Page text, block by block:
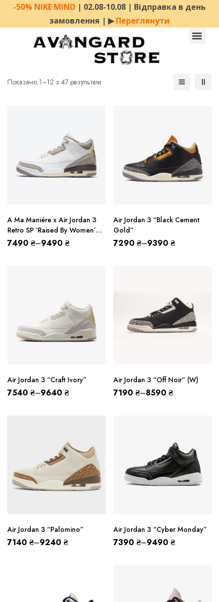
-50% NIKE MIND | 02.08-10.08 | Відправка в день
замовлення | ▶︎Переглянути
Показано 1–12 з 47 результати
A Ma Maniére x Air Jordan 3
Retro SP ‘Raised By Women’
(W)
7490 ₴–9490 ₴
Air Jordan 3 “Black Cement
Gold”
7290 ₴–9390 ₴
Air Jordan 3 “Craft Ivory”
7540 ₴–9640 ₴
Air Jordan 3 “Off Noir” (W)
7190 ₴–8590 ₴
Air Jordan 3 “Palomino”
7140 ₴–9240 ₴
Air Jordan 3 “Cyber Monday”
7390 ₴–9490 ₴